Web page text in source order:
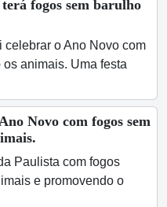
fogos sem barulho
o Ano Novo com
animais. Uma festa
Novo com fogos sem
Paulista com fogos
e promovendo o